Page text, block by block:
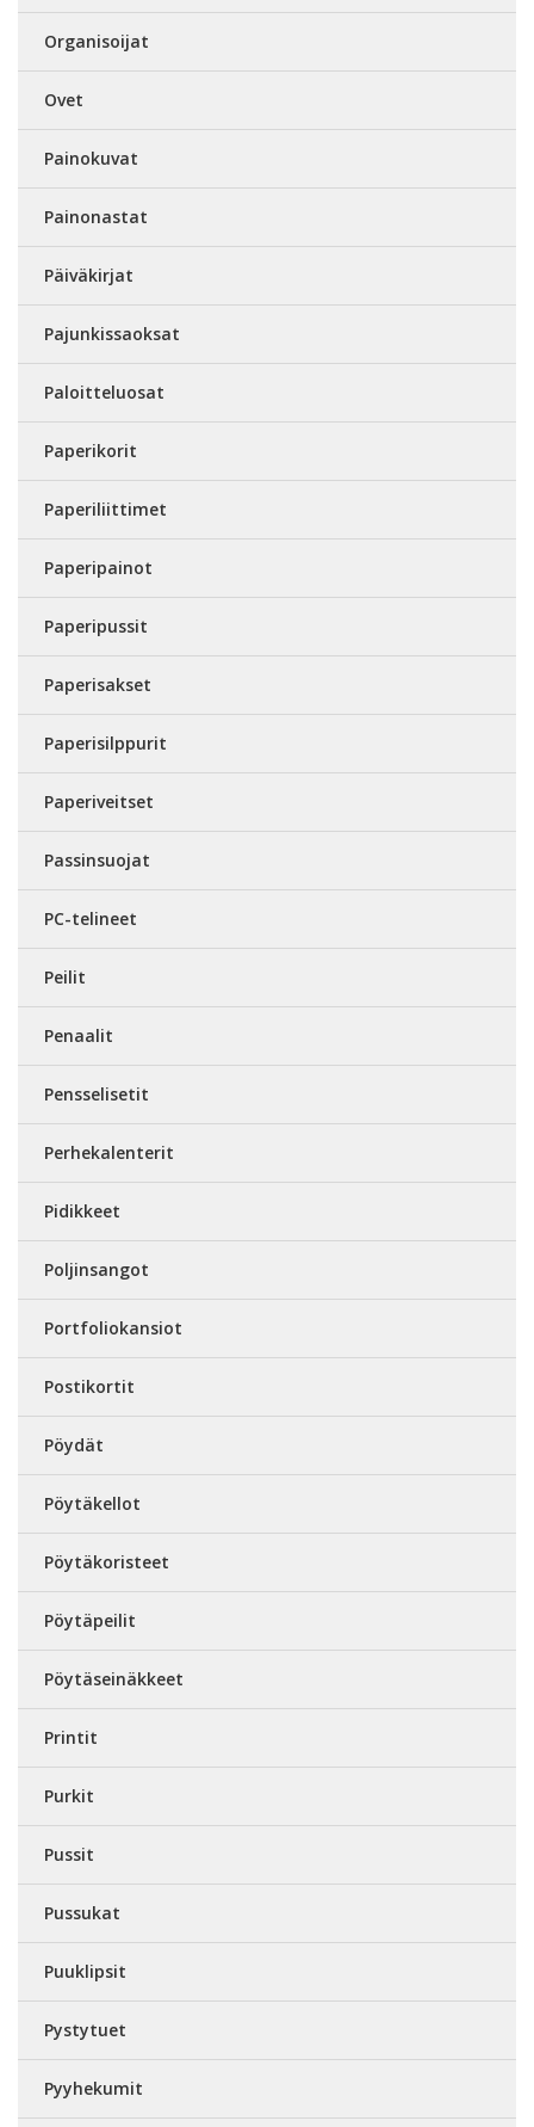
Organisoijat
Ovet
Painokuvat
Painonastat
Päiväkirjat
Pajunkissaoksat
Paloitteluosat
Paperikorit
Paperiliittimet
Paperipainot
Paperipussit
Paperisakset
Paperisilppurit
Paperiveitset
Passinsuojat
PC-telineet
Peilit
Penaalit
Pensselisetit
Perhekalenterit
Pidikkeet
Poljinsangot
Portfoliokansiot
Postikortit
Pöydät
Pöytäkellot
Pöytäkoristeet
Pöytäpeilit
Pöytäseinäkkeet
Printit
Purkit
Pussit
Pussukat
Puuklipsit
Pystytuet
Pyyhekumit